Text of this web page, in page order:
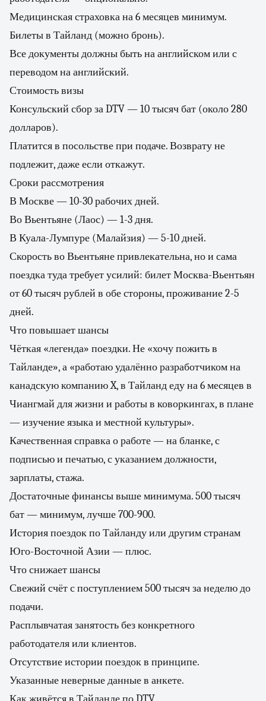
Медицинская страховка на 6 месяцев минимум.
Билеты в Тайланд (можно бронь).
Все документы должны быть на английском или с
переводом на английский.
Стоимость визы
Консульский сбор за DTV — 10 тысяч бат (около 280
долларов).
Платится в посольстве при подаче. Возврату не
подлежит, даже если откажут.
Сроки рассмотрения
В Москве — 10-30 рабочих дней.
Во Вьентьяне (Лаос) — 1-3 дня.
В Куала-Лумпуре (Малайзия) — 5-10 дней.
Скорость во Вьентьяне привлекательна, но и сама
поездка туда требует усилий: билет Москва-Вьентьян
от 60 тысяч рублей в обе стороны, проживание 2-5
дней.
Что повышает шансы
Чёткая «легенда» поездки. Не «хочу пожить в
Тайланде», а «работаю удалённо разработчиком на
канадскую компанию X, в Тайланд еду на 6 месяцев в
Чиангмай для жизни и работы в коворкингах, в плане
— изучение языка и местной культуры».
Качественная справка о работе — на бланке, с
подписью и печатью, с указанием должности,
зарплаты, стажа.
Достаточные финансы выше минимума. 500 тысяч
бат — минимум, лучше 700-900.
История поездок по Тайланду или другим странам
Юго-Восточной Азии — плюс.
Что снижает шансы
Свежий счёт с поступлением 500 тысяч за неделю до
подачи.
Расплывчатая занятость без конкретного
работодателя или клиентов.
Отсутствие истории поездок в принципе.
Указанные неверные данные в анкете.